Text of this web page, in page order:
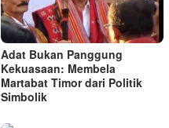
Adat Bukan Panggung
Kekuasaan: Membela
Martabat Timor dari Politik
Simbolik